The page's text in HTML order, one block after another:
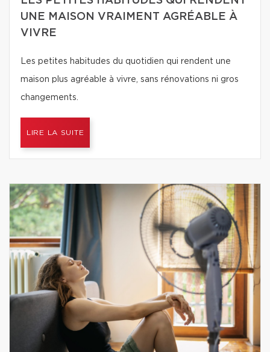
UNE MAISON VRAIMENT AGRÉABLE À
VIVRE
Les petites habitudes du quotidien qui rendent une
maison plus agréable à vivre, sans rénovations ni gros
changements.
LIRE LA SUITE